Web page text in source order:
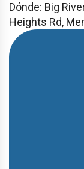
Dónde: Big
Heights Rd,